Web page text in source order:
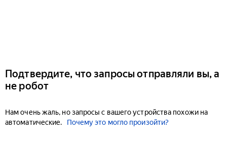
Подтвердите, что запросы отправляли вы, а
не робот
Нам очень жаль, но запросы с вашего устройства похожи на
автоматические.
Почему это могло произойти?